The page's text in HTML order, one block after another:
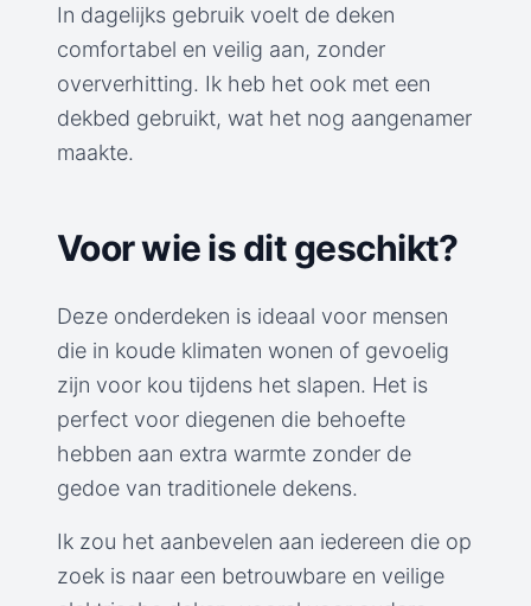
In dagelijks gebruik voelt de deken
comfortabel en veilig aan, zonder
oververhitting. Ik heb het ook met een
dekbed gebruikt, wat het nog aangenamer
maakte.
Voor wie is dit geschikt?
Deze onderdeken is ideaal voor mensen
die in koude klimaten wonen of gevoelig
zijn voor kou tijdens het slapen. Het is
perfect voor diegenen die behoefte
hebben aan extra warmte zonder de
gedoe van traditionele dekens.
Ik zou het aanbevelen aan iedereen die op
zoek is naar een betrouwbare en veilige